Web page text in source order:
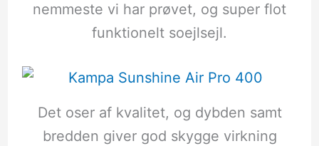
nemmeste vi har prøvet, og super flot
funktionelt soejlsejl.
Det oser af kvalitet, og dybden samt
bredden giver god skygge virkning